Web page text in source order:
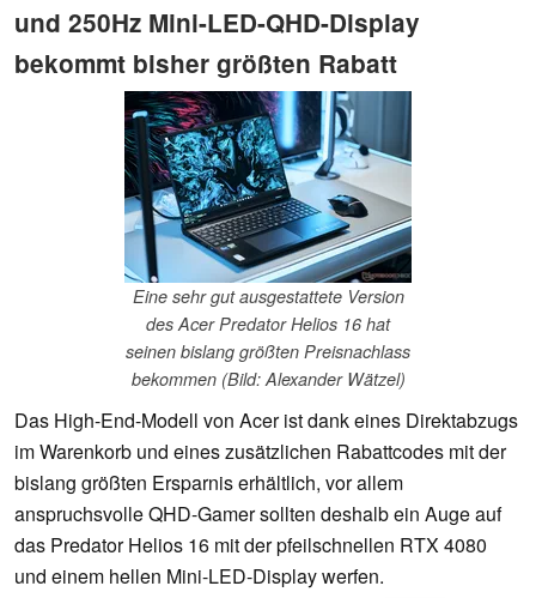
und 250Hz Mini-LED-QHD-Display
bekommt bisher größten Rabatt
Eine sehr gut ausgestattete Version
des Acer Predator Helios 16 hat
seinen bislang größten Preisnachlass
bekommen (Bild: Alexander Wätzel)
Das High-End-Modell von Acer ist dank eines Direktabzugs
im Warenkorb und eines zusätzlichen Rabattcodes mit der
bislang größten Ersparnis erhältlich, vor allem
anspruchsvolle QHD-Gamer sollten deshalb ein Auge auf
das Predator Helios 16 mit der pfeilschnellen RTX 4080
und einem hellen Mini-LED-Display werfen.